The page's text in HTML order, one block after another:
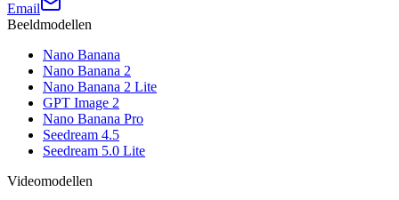
Email
Beeldmodellen
Nano Banana
Nano Banana 2
Nano Banana 2 Lite
GPT Image 2
Nano Banana Pro
Seedream 4.5
Seedream 5.0 Lite
Videomodellen